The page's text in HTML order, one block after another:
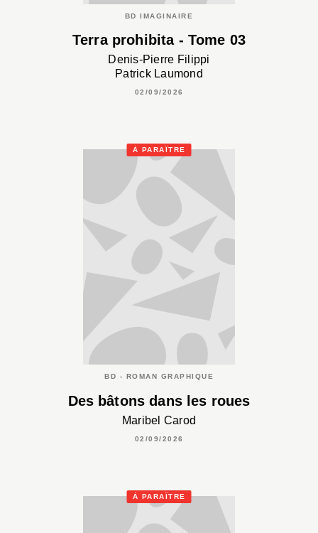
BD IMAGINAIRE
Terra prohibita - Tome 03
Denis-Pierre Filippi
Patrick Laumond
02/09/2026
À PARAÎTRE
BD - ROMAN GRAPHIQUE
Des bâtons dans les roues
Maribel Carod
02/09/2026
À PARAÎTRE